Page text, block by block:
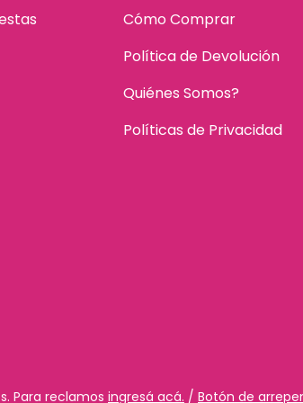
Cómo Comprar
Política de Devolución
Quiénes Somos?
Políticas de Privacidad
Para reclamos ingresá acá. / Botón de